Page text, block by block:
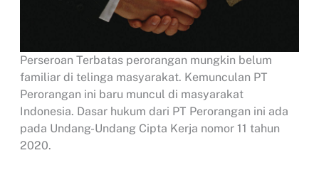
Perseroan Terbatas perorangan mungkin belum
familiar di telinga masyarakat. Kemunculan PT
Perorangan ini baru muncul di masyarakat
Indonesia. Dasar hukum dari PT Perorangan ini ada
pada Undang-Undang Cipta Kerja nomor 11 tahun
2020.